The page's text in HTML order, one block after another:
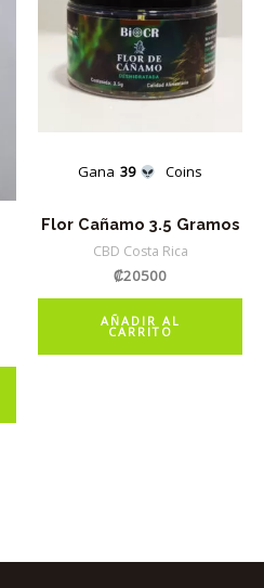
Gana 39 Coins
Flor Cañamo 3.5 Gramos
CBD Costa Rica
₡20500
AÑADIR AL
CARRITO